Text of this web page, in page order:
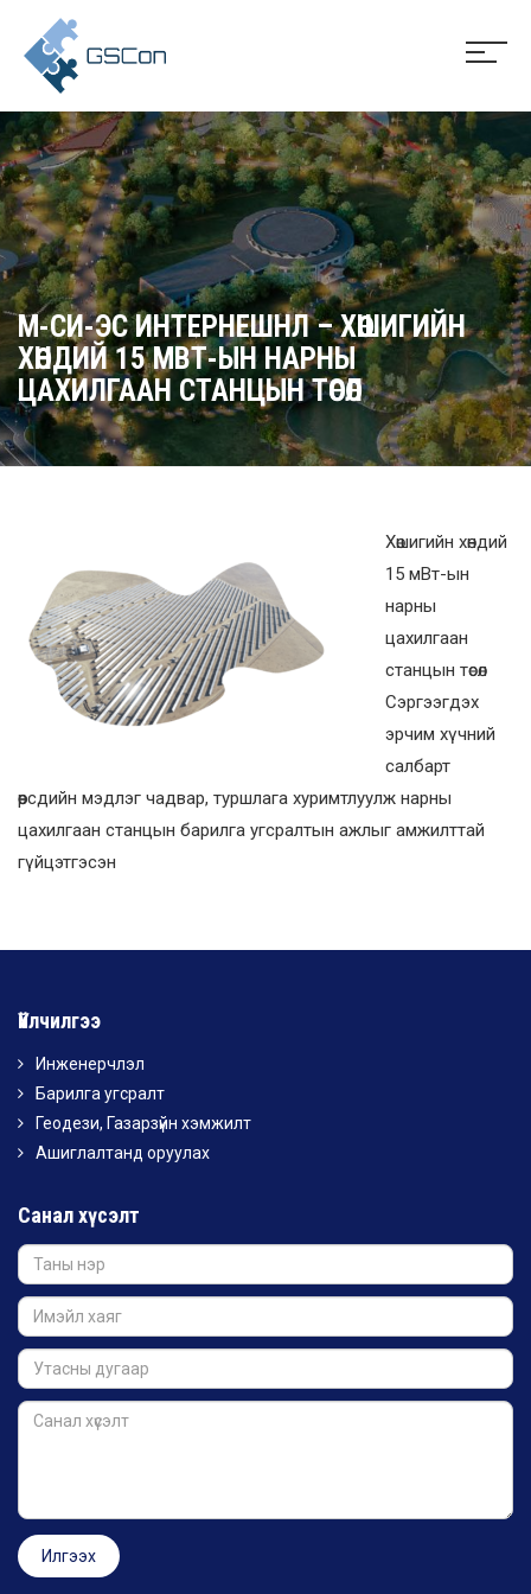
М-СИ-ЭС ИНТЕРНЕШНЛ – ХӨШИГИЙН
ХӨНДИЙ 15 МВТ-ЫН НАРНЫ
ЦАХИЛГААН СТАНЦЫН ТӨСӨЛ
Хөшигийн хөндий
15 мВт-ын
нарны
цахилгаан
станцын төсөл
Сэргээгдэх
эрчим хүчний
салбарт
өөрсдийн мэдлэг чадвар, туршлага хуримтлуулж нарны
цахилгаан станцын барилга угсралтын ажлыг амжилттай
гүйцэтгэсэн
Үйлчилгээ
Инженерчлэл
Барилга угсралт
Геодези, Газарзүйн хэмжилт
Ашиглалтанд оруулах
Санал хүсэлт